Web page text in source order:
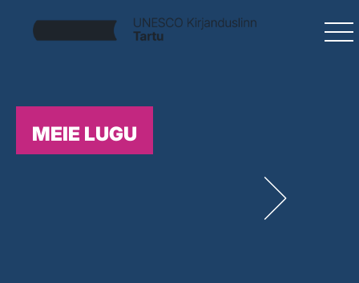
MEIE LUGU